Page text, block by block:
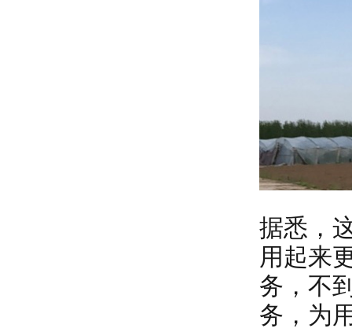
据悉，
用起来
务，不
务，为